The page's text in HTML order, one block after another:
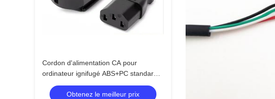
Cordon d'alimentation CA pour
ordinateur ignifugé ABS+PC standard
avec prise européenne à 3 broches
pour appareils électroménagers
Obtenez le meilleur prix